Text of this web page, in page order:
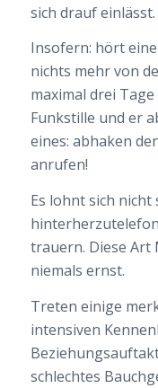
sich drauf einlässt.
Insofern: hört
nichts mehr von
maximal drei
Funkstille und er
eines: abhaken
anrufen!
Es lohnt sich nicht
trauern. Diese Art
niemals ernst.
Treten einige
intensiven
schlechtes